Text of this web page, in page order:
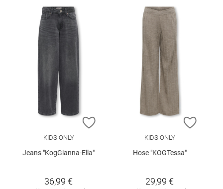
ZUR WUNSCHLISTE HINZUFÜGEN
KIDS ONLY
Jeans "KogGianna-Ella"
36,99 €
ZUR
KIDS ONLY
Hose "KOGTessa"
29,99 €